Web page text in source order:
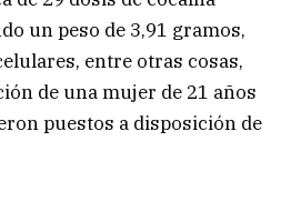
un peso de 3,91 gramos,
entre otras cosas,
de una mujer de 21 años
puestos a disposición de